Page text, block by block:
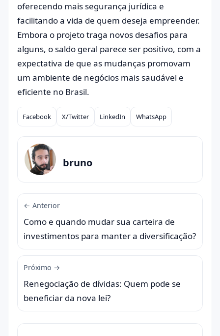
oferecendo mais segurança jurídica e
facilitando a vida de quem deseja empreender.
Embora o projeto traga novos desafios para
alguns, o saldo geral parece ser positivo, com a
expectativa de que as mudanças promovam
um ambiente de negócios mais saudável e
eficiente no Brasil.
Compartilhar
Facebook X/Twitter LinkedIn WhatsApp
bruno
← Anterior
Como e quando mudar sua carteira de
investimentos para manter a diversificação?
Próximo →
Renegociação de dívidas: Quem pode se
beneficiar da nova lei?